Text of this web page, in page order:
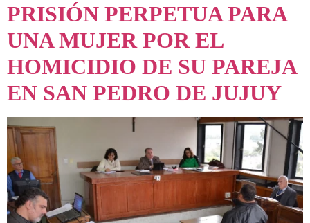
PRISIÓN PERPETUA PARA
UNA MUJER POR EL
HOMICIDIO DE SU PAREJA
EN SAN PEDRO DE JUJUY